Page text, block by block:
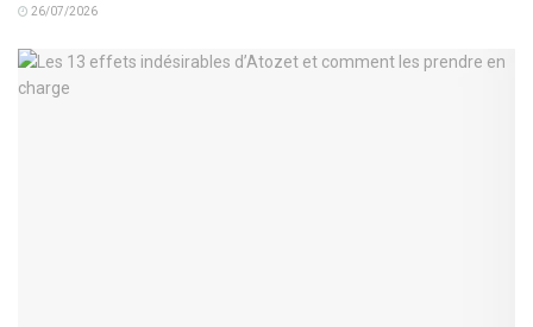
26/07/2026